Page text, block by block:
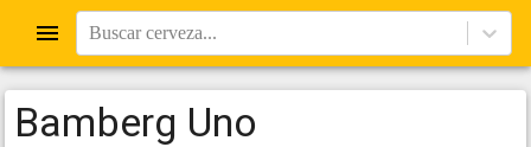
Buscar cerveza...
Bamberg Uno